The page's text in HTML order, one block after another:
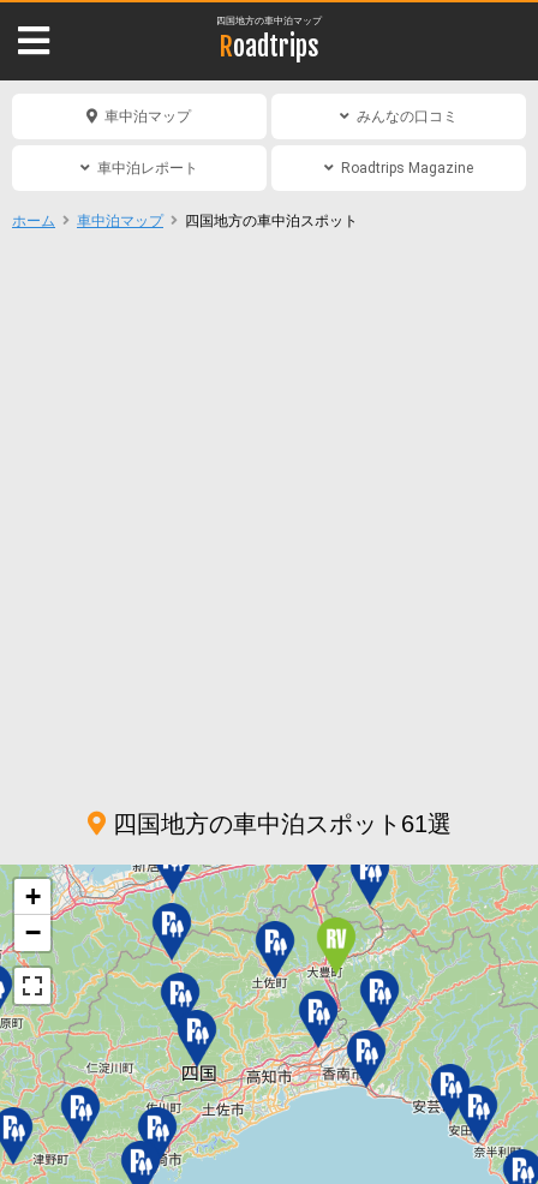
四国地方の車中泊マップ
Roadtrips
車中泊マップ みんなの口コミ
車中泊レポート Roadtrips Magazine
ホーム 車中泊マップ 四国地方の車中泊スポット
四国地方の車中泊スポット61選
+
−